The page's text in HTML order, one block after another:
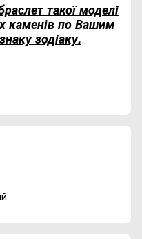
такої моделі
каменів по Вашим
зодіаку.